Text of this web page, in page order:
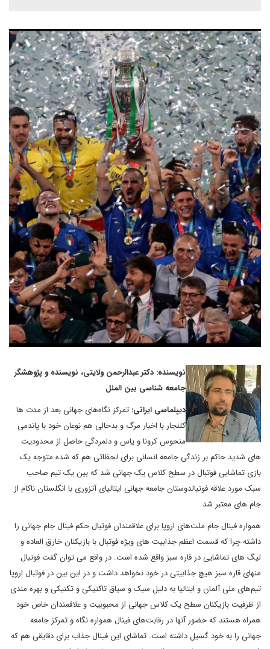
نویسنده: دکتر عبدالرحمن ولایتی، نویسنده و پژوهشگر
جامعه شناسی بین الملل
دیپلماسی ایرانی: تمرکز نگاه‌های جهانی بعد از مدت ها
کلنجار با اخبار مرگ و بدحالی هم نوعان خود با پاندمی
منحوس کرونا و یاس و دلمردگی حاصل از محدودیت
های شدید حاکم بر زندگی جامعه انسانی برای لحظاتی هم که شده متوجه یک
بازی تماشایی فوتبال در سطح کلاس یک جهانی شد که بین یک تیم صاحب
سبک مورد علاقه فوتبالدوستان جامعه جهانی ایتالیای آتزوری با انگلستان ناکام از
جام های معتبر شد.
همواره فینال جام ملت‌های اروپا برای علاقمندان فوتبال حکم فینال جام جهانی را
داشته چرا که قسمت اعظم جذابیت های ویژه فوتبال با بازیکنان خارق العاده و
لیگ های تماشایی در قاره سبز واقع شده است. در واقع می توان گفت فوتبال
منهای قاره سبز هیچ جذابیتی در خود نخواهد داشت و در این بین در فوتبال اروپا
تیم‌های ملی آلمان و ایتالیا به دلیل سبک و سیاق تاکتیکی و تکنیکی و بهره مندی
از ظرفیت بازیکنان سطح یک کلاس جهانی از محبوبیت و علاقمندان خاص خود
همراه هستند که حضور آنها در رقابت‌های فینال همواره نگاه و تمرکز جامعه
جهانی را به خود گسیل داشته است. تماشای این فینال جذاب برای دقایقی هم که